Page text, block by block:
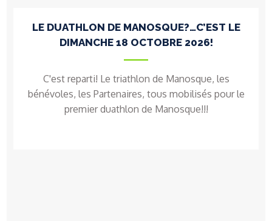
LE DUATHLON DE MANOSQUE?…C’EST LE
DIMANCHE 18 OCTOBRE 2026!
C'est reparti! Le triathlon de Manosque, les
bénévoles, les Partenaires, tous mobilisés pour le
premier duathlon de Manosque!!!